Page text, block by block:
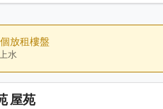
放租樓盤
水
屋苑